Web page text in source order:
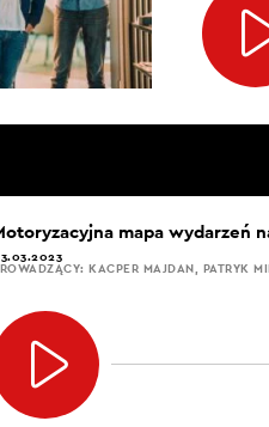
mapa wydarzeń
KACPER MAJDAN, PATRYK